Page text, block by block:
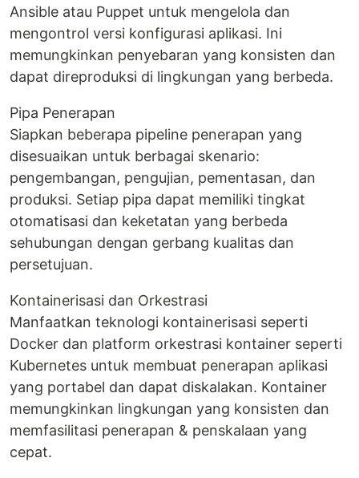
Ansible atau Puppet untuk mengelola dan
mengontrol versi konfigurasi aplikasi. Ini
memungkinkan penyebaran yang konsisten dan
dapat direproduksi di lingkungan yang berbeda.
Pipa Penerapan
Siapkan beberapa pipeline penerapan yang
disesuaikan untuk berbagai skenario:
pengembangan, pengujian, pementasan, dan
produksi. Setiap pipa dapat memiliki tingkat
otomatisasi dan keketatan yang berbeda
sehubungan dengan gerbang kualitas dan
persetujuan.
Kontainerisasi dan Orkestrasi
Manfaatkan teknologi kontainerisasi seperti
Docker dan platform orkestrasi kontainer seperti
Kubernetes untuk membuat penerapan aplikasi
yang portabel dan dapat diskalakan. Kontainer
memungkinkan lingkungan yang konsisten dan
memfasilitasi penerapan & penskalaan yang
cepat.